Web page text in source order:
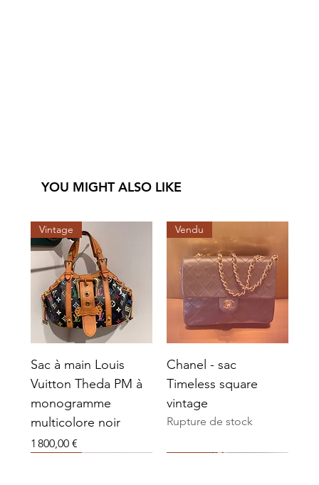
YOU MIGHT ALSO LIKE
Vintage
Sac à main Louis
Vuitton Theda PM à
monogramme
multicolore noir
Prix
1 800,00 €
Vendu
Chanel - sac
Timeless square
vintage
Rupture de stock